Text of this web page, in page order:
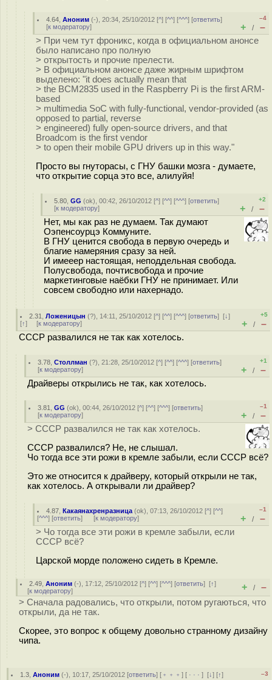
4.64 ,Аноним (-), 20:34, 25/10/2012 [^] [^^] [^^^] [ответить]
[к модератору]
–4
+ / –
> При чем тут фроникс, когда в официальном анонсе
было написано про полную
> открытость и прочие прелести.
> В официальном анонсе даже жирным шрифтом
выделено: "it does actually mean that
> the BCM2835 used in the Raspberry Pi is the first ARM-
based
> multimedia SoC with fully-functional, vendor-provided (as
opposed to partial, reverse
> engineered) fully open-source drivers, and that
Broadcom is the first vendor
> to open their mobile GPU drivers up in this way."
Просто вы гнуторасы, с ГНУ башки мозга - думаете,
что открытие сорца это все, алилуйя!
5.80 ,GG (ok), 00:42, 26/10/2012 [^] [^^] [^^^] [ответить]
[к модератору]
+2
+ / –
Нет, мы как раз не думаем. Так думают
Оэпенсоурцэ Коммуните.
В ГНУ ценится свобода в первую очередь и
благие намеряния сразу за ней.
И имееер настоящая, неподдельная свобода.
Полусвобода, почтисвобода и прочие
маркетинговые наёбки ГНУ не принимает. Или
совсем свободно или нахернадо.
2.31 ,Ложеницын (?), 14:11, 25/10/2012 [^] [^^] [^^^] [ответить][↓]
[↑] [к модератору]
+5
+ / –
СССР развалился не так как хотелось.
3.78 ,Столлман (?), 21:28, 25/10/2012 [^] [^^] [^^^] [ответить]
[к модератору]
+1
+ / –
Драйверы открылись не так, как хотелось.
3.81 ,GG (ok), 00:44, 26/10/2012 [^] [^^] [^^^] [ответить]
[к модератору]
–1
+ / –
> СССР развалился не так как хотелось.
СССР развалился? Не, не слышал.
Чо тогда все эти рожи в кремле забыли, если СССР всё?
Это же относится к драйверу, который открыли не так,
как хотелось. А открывали ли драйвер?
4.87 ,Какаянахренразница (ok), 07:13, 26/10/2012 [^] [^^]
[^^^] [ответить] [к модератору]
–1
+ / –
> Чо тогда все эти рожи в кремле забыли, если
СССР всё?
Царской морде положено сидеть в Кремле.
2.49 ,Аноним (-), 17:12, 25/10/2012 [^] [^^] [^^^] [ответить][↑]
[к модератору] + / –
> Сначала радовались, что открыли, потом ругаються, что
открыли, да не так.
Скорее, это вопрос к общему довольно странному дизайну
чипа.
1.3 ,Аноним (-), 10:17, 25/10/2012 [ответить] [ ﹢﹢﹢] [ · · ·][↓] [↑]
–3